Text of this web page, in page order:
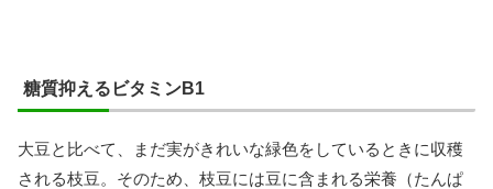
糖質抑えるビタミンB1
大豆と比べて、まだ実がきれいな緑色をしているときに収穫
される枝豆。そのため、枝豆には豆に含まれる栄養（たんぱ